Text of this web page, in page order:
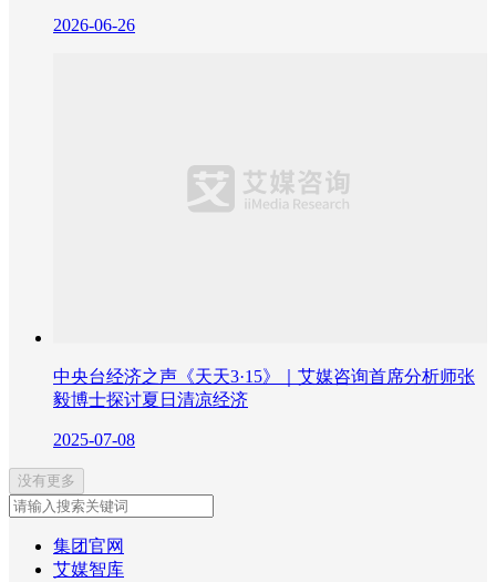
2026-06-26
中央台经济之声《天天3·15》｜艾媒咨询首席分析师张
毅博士探讨夏日清凉经济
2025-07-08
没有更多
集团官网
艾媒智库